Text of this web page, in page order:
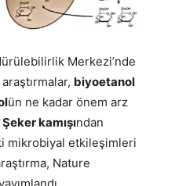
Merkezi’nde
biyoetanol
ün ne kadar önem arz
Şeker kamışından
mikrobiyal etkileşimleri
Nature